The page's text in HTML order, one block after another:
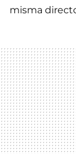
misma